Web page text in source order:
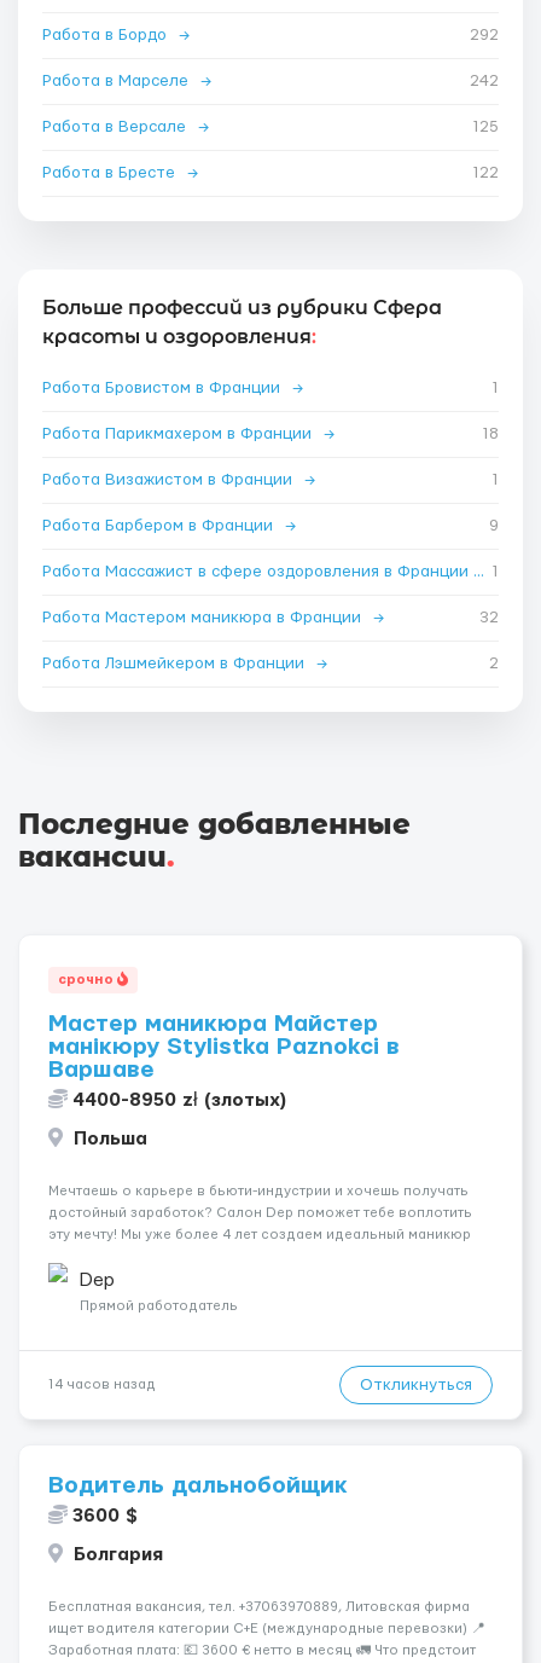
Работа в Бордо → 292
Работа в Марселе → 242
Работа в Версале → 125
Работа в Бресте → 122
Больше профессий из рубрики Сфера
красоты и оздоровления:
Работа Бровистом в Франции → 1
Работа Парикмахером в Франции → 18
Работа Визажистом в Франции → 1
Работа Барбером в Франции → 9
Работа Массажист в сфере оздоровления в Франции→ 1
Работа Мастером маникюра в Франции → 32
Работа Лэшмейкером в Франции → 2
Последние добавленные
вакансии.
срочно
Мастер маникюра Майстер
манікюру Stylistka Paznokci в
Варшаве
4400-8950 zł (злотых)
Польша
Мечтаешь о карьере в бьюти-индустрии и хочешь получать
достойный заработок? Салон Dep поможет тебе воплотить
эту мечту! Мы уже более 4 лет создаем идеальный маникюр
Благодаря большой базе постоянных клиентов и плотной
записи на месяц вперед, мы ...
Dep
Прямой работодатель
14 часов назад Откликнуться
Водитель дальнобойщик
3600 $
Болгария
Бесплатная вакансия, тел. +37063970889, Литовская фирма
ищет водителя категории C+E (международные перевозки) 📍
Заработная плата: 💶 3600 € нетто в месяц 🚛 Что предстоит